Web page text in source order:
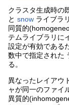
クラスタ生成時の
とsnow ライブラ
同質的
テムライブラリに
設定が有効である
数中で指定された
る。
異なったレイアウ
ャが同一のファイ
異質的